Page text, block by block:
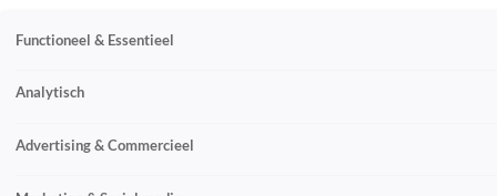
Functioneel & Essentieel
Analytisch
Advertising & Commercieel